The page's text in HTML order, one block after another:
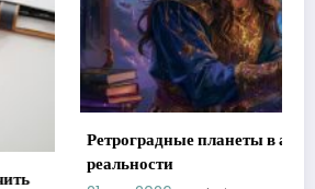
в астрологии: мифы против